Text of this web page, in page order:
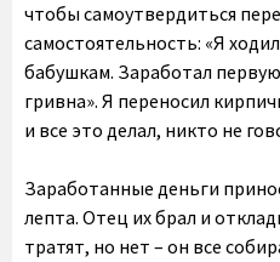
чтобы самоутвердиться
самостоятельность: «Я
бабушкам. Заработал первую
гривна». Я переносил
и все это делал, никто не
Заработанные деньги
лепта. Отец их брал и
тратят, но нет – он все